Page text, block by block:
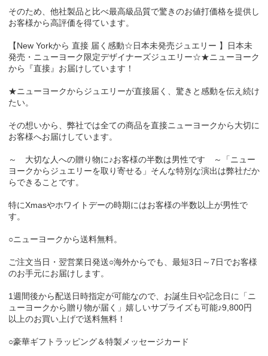
そのため、他社製品と比べ最高級品質で驚きのお値打価格を提供し
お客様から高評価を得ています。
【New Yorkから 直接 届く感動☆日本未発売ジュエリー 】日本未
発売・ニューヨーク限定デザイナーズジュエリー☆★ニューヨーク
から『直接』お届けしています！
★ニューヨークからジュエリーが直接届く、驚きと感動を伝え続け
たい。
その想いから、弊社では全ての商品を直接ニューヨークから大切に
お客様へお届けしています。
～ 大切な人への贈り物に♪お客様の半数は男性です ～「ニュー
ヨークからジュエリーを取り寄せる」そんな特別な演出は弊社だか
らできることです。
特にXmasやホワイトデーの時期にはお客様の半数以上が男性で
す。
○ニューヨークから送料無料。
ご注文当日・翌営業日発送○海外からでも、最短3日～7日でお客様
のお手元にお届けします。
1週間後から配送日時指定が可能なので、お誕生日や記念日に「ニ
ューヨークから贈り物が届く」嬉しいサプライズも可能♪9,800円
以上のお買い上げで送料無料！
○豪華ギフトラッピング＆特製メッセージカード